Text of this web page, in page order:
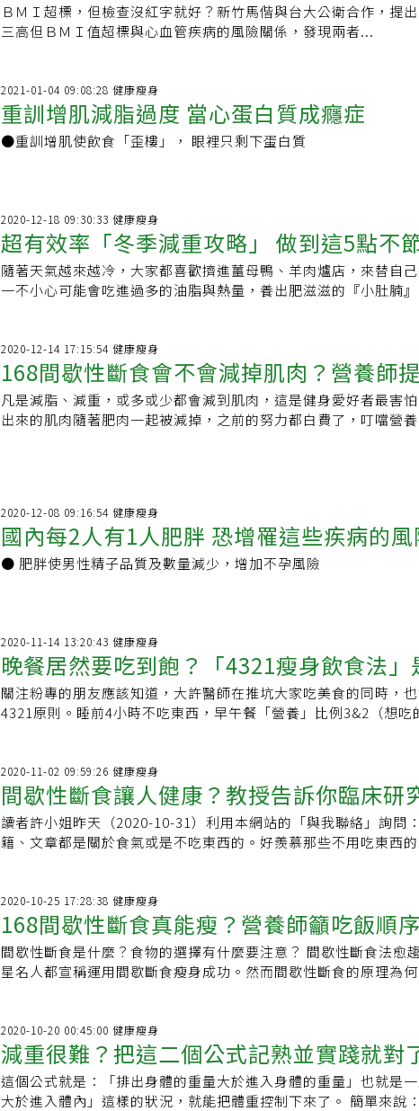
般人
ＢＭＩ超標，但檢查沒紅字就好？新竹馬偕與台大公衛合作，提
三高但ＢＭＩ值超標與心血管疾病的風險關係，發現兩者...
2021-01-04 09:08:28 健康瘦身
重訓增肌減脂過度 當心蛋白質成癮症
●重訓增肌使飲食「歪樓」， 眼裡只剩下蛋白質
2020-12-18 09:30:33 健康瘦身
超有效率「冬季減重攻略」 做到這5點不
隨著天氣越來越冷，大家都喜歡擠進薑母鴨、羊肉爐店，來替自
一不小心可能會吃進過多的油脂與熱量，養出肥滋滋的『小肚腩
2020-12-14 17:15:54 健康瘦身
168間歇性斷食會不會減掉肌肉？營養師
念
凡是減脂、減重，或多或少都會減到肌肉，這是健身愛好者最害
出來的肌肉隨著肥肉一起被減掉，之前的努力都白費了，叮噹營
2020-12-08 09:16:54 健康瘦身
國內每2人有1人肥胖 恐增罹這些疾病的風
● 肥胖使男性精子品質及數量減少，增加不孕風險
2020-11-14 13:20:43 健康瘦身
晚餐居然要吃到飽？「4321瘦身飲食法」
關注粉專的朋友應該知道，大許醫師在推坑大家吃美食的同時，
4321原則。睡前4小時不吃東西，早午餐「營養」比例3&2（想吃
2020-11-02 09:59:26 健康瘦身
間歇性斷食讓人健康？教授告訴你臨床研
事實
讀者許小姐昨天（2020-10-31）利用本網站的「與我聯絡」詢問
籍、文章都是關於食氣或是不吃東西的。好羨慕那些不用吃東西
2020-10-25 17:28:38 健康瘦身
168間歇性斷食真能瘦？營養師籲吃飯順
間歇性斷食是什麼？食物的選擇有什麼要注意？ 間歇性斷食法愈
星名人都宣稱運用間歇斷食瘦身成功。然而間歇性斷食的原理為
2020-10-20 00:45:00 健康瘦身
減重很難？把這二個公式記熟並實踐就對
這個公式就是：「排出身體的重量大於進入身體的重量」也就是
大於進入體內」這樣的狀況，就能把體重控制下來了。 簡單來說： 提升排出身體